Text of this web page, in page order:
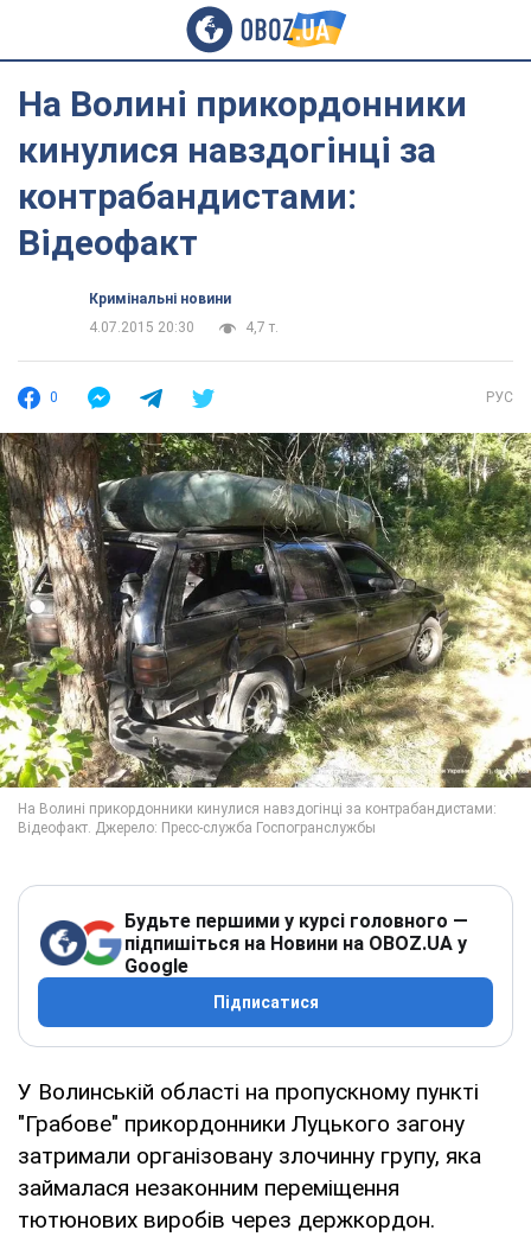
На Волині прикордонники
кинулися навздогінці за
контрабандистами:
Відеофакт
Кримінальні новини
4.07.2015 20:30
4,7 т.
0 РУС
Будьте першими у курсі головного —
підпишіться на Новини на OBOZ.UA у
Google
Підписатися
У Волинській області на пропускному пункті
"Грабове" прикордонники Луцького загону
затримали організовану злочинну групу, яка
займалася незаконним переміщення
тютюнових виробів через держкордон.